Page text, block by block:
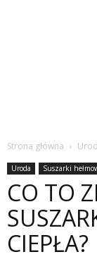
Strona główna
Uroda Suszarki
CO TO
CIEPŁA?